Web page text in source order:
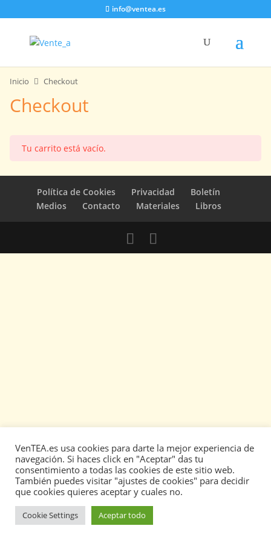
info@ventea.es
Inicio Checkout
Checkout
Tu carrito está vacío.
Política de Cookies Privacidad
Boletín
Medios
Contacto Materiales Libros
VenTEA.es usa cookies para darte la mejor experiencia de
navegación. Si haces click en "Aceptar" das tu
consentimiento a todas las cookies de este sitio web.
También puedes visitar "ajustes de cookies" para decidir
que cookies quieres aceptar y cuales no.
Cookie Settings Aceptar todo